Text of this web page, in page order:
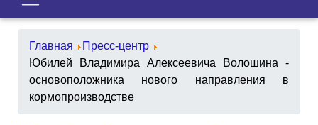
Главная
Пресс-центр
Юбилей Владимира Алексеевича Волошина -
основоположника нового направления в
кормопроизводстве